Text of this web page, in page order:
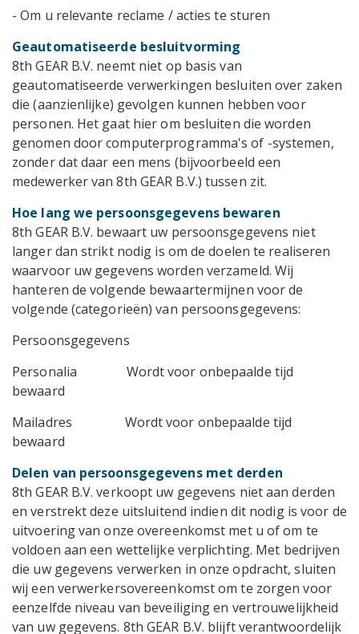
- Om u relevante reclame / acties te sturen
Geautomatiseerde besluitvorming
8th GEAR B.V. neemt niet op basis van
geautomatiseerde verwerkingen besluiten over zaken
die (aanzienlijke) gevolgen kunnen hebben voor
personen. Het gaat hier om besluiten die worden
genomen door computerprogramma's of -systemen,
zonder dat daar een mens (bijvoorbeeld een
medewerker van 8th GEAR B.V.) tussen zit.
Hoe lang we persoonsgegevens bewaren
8th GEAR B.V. bewaart uw persoonsgegevens niet
langer dan strikt nodig is om de doelen te realiseren
waarvoor uw gegevens worden verzameld. Wij
hanteren de volgende bewaartermijnen voor de
volgende (categorieën) van persoonsgegevens:
Persoonsgegevens
Personalia Wordt voor onbepaalde tijd
bewaard
Mailadres Wordt voor onbepaalde tijd
bewaard
Delen van persoonsgegevens met derden
8th GEAR B.V. verkoopt uw gegevens niet aan derden
en verstrekt deze uitsluitend indien dit nodig is voor de
uitvoering van onze overeenkomst met u of om te
voldoen aan een wettelijke verplichting. Met bedrijven
die uw gegevens verwerken in onze opdracht, sluiten
wij een verwerkersovereenkomst om te zorgen voor
eenzelfde niveau van beveiliging en vertrouwelijkheid
van uw gegevens. 8th GEAR B.V. blijft verantwoordelijk